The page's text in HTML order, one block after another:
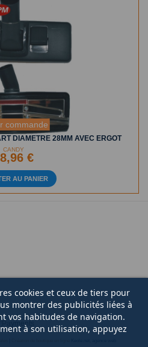
commande
DIAMETRE 28MM AVEC ERGOT
CANDY
€
AU PANIER
cookies et ceux de tiers pour
montrer des publicités liées à
vos habitudes de navigation.
à son utilisation, appuyez